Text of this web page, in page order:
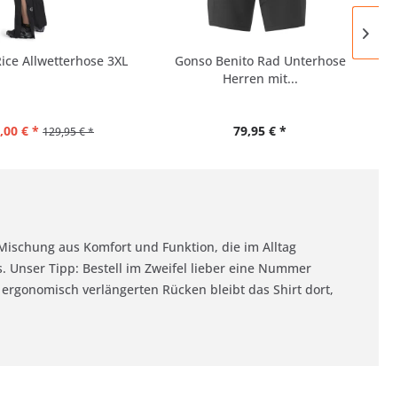
Allwetterhose 3XL
€ * 129,95 € *
Gonso Benito Rad Unterhose
Herren mit...
79,95 € *
aus Komfort und Funktion, die im Alltag
Tipp: Bestell im Zweifel lieber eine Nummer
verlängerten Rücken bleibt das Shirt dort,